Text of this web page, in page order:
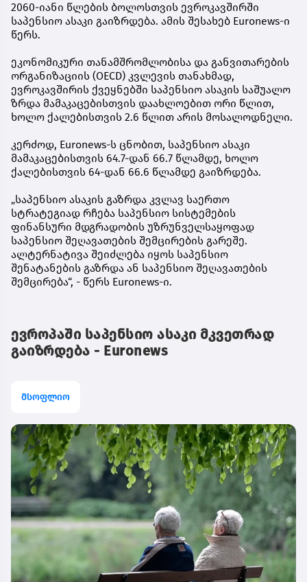
2060-იანი წლების ბოლოსთვის ევროკავშირში
საპენსიო ასაკი გაიზრდება. ამის შესახებ Euronews-ი
წერს.
ეკონომიკური თანამშრომლობისა და განვითარების
ორგანიზაციის (OECD) კვლევის თანახმად,
ევროკავშირის ქვეყნებში საპენსიო ასაკის საშუალო
ზრდა მამაკაცებისთვის დაახლოებით ორი წლით,
ხოლო ქალებისთვის 2.6 წლით არის მოსალოდნელი.
კერძოდ, Euronews-ს ცნობით, საპენსიო ასაკი
მამაკაცებისთვის 64.7-დან 66.7 წლამდე, ხოლო
ქალებისთვის 64-დან 66.6 წლამდე გაიზრდება.
„საპენსიო ასაკის გაზრდა კვლავ საერთო
სტრატეგიად რჩება საპენსიო სისტემების
ფინანსური მდგრადობის უზრუნველსაყოფად
საპენსიო შეღავათების შემცირების გარეშე.
ალტერნატივა შეიძლება იყოს საპენსიო
შენატანების გაზრდა ან საპენსიო შეღავათების
შემცირება“, - წერს Euronews-ი.
ევროპაში საპენსიო ასაკი მკვეთრად
გაიზრდება - Euronews
მსოფლიო